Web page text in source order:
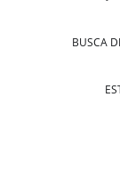
BUSCA